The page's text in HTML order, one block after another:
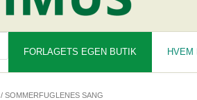
FORLAGETS EGEN BUTIK HVEM
/ SOMMERFUGLENES SANG